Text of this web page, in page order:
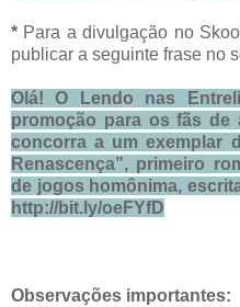
* Para a divulgação no
publicar a seguinte frase no
Olá! O Lendo nas
promoção para os fãs de
concorra a um exemplar
Renascença”, primeiro
de jogos homônima,
http://bit.ly/oeFYfD
Observações importantes: